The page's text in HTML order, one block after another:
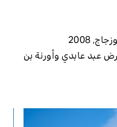
,
2008
عبد عابدي وأورنة بن